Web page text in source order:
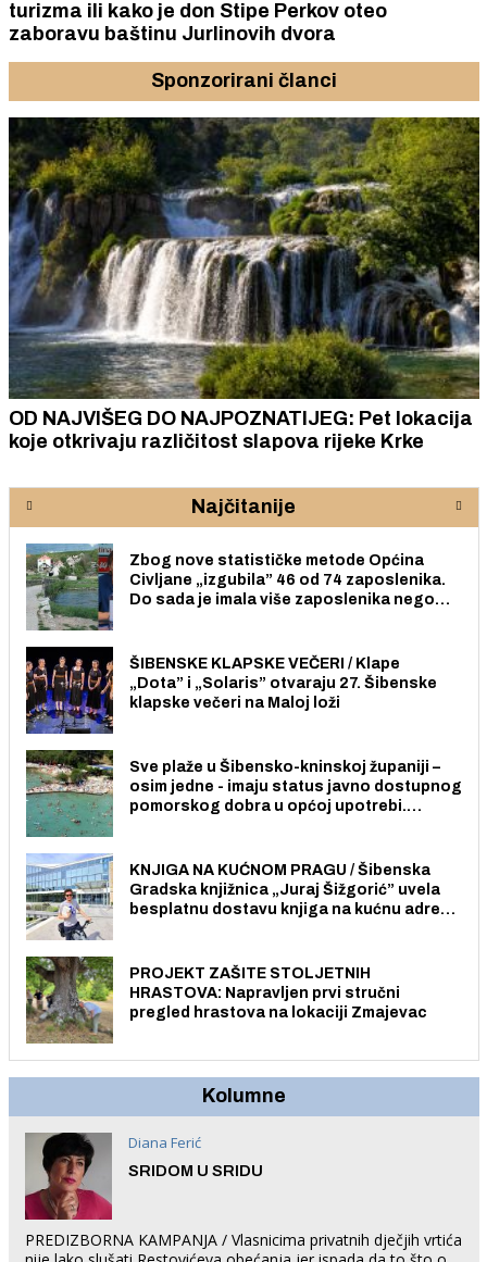
turizma ili kako je don Stipe Perkov oteo
zaboravu baštinu Jurlinovih dvora
Sponzorirani članci
OD NAJVIŠEG DO NAJPOZNATIJEG: Pet lokacija
koje otkrivaju različitost slapova rijeke Krke
Najčitanije
Zbog nove statističke metode Općina
Civljane „izgubila” 46 od 74 zaposlenika.
Do sada je imala više zaposlenika nego
ŠIBENSKE KLAPSKE VEČERI / Klape
„Dota” i „Solaris” otvaraju 27. Šibenske
klapske večeri na Maloj loži
Sve plaže u Šibensko-kninskoj županiji –
osim jedne - imaju status javno dostupnog
pomorskog dobra u općoj upotrebi.
KNJIGA NA KUĆNOM PRAGU / Šibenska
Gradska knjižnica „Juraj Šižgorić” uvela
besplatnu dostavu knjiga na kućnu adresu
PROJEKT ZAŠITE STOLJETNIH
HRASTOVA: Napravljen prvi stručni
pregled hrastova na lokaciji Zmajevac
Kolumne
Diana Ferić
SRIDOM U SRIDU
PREDIZBORNA KAMPANJA / Vlasnicima privatnih dječjih vrtića